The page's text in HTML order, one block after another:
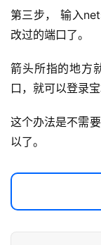
服
务
项
目
I
示
开
第三步， 输入
改过的端口了。
箭头所指的地方
口，就可以登录宝
这个办法是不需
以了。